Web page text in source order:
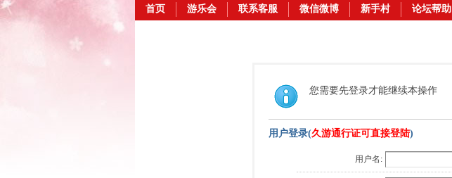
首页 游乐会 联系客服 微信微博 新手村 论坛帮助
您需要先登录才能继续本操作
用户登录(久游通行证可直接登陆)
用户名: